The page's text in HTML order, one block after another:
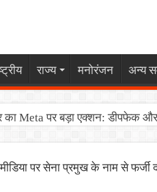
राज्य मनोरंजन अन्य
का Meta पर बड़ा एक्शन: डीपफेक और
का बड़ा फैसला: ‘दिल्ली प्राइवेट
अबान अहमद के अंतिम संस्कार को लेकर
पर सेना प्रमुख के नाम से फर्जी